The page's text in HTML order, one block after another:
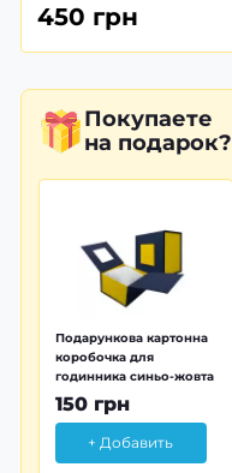
450 грн
Покупаете
на подарок?
Подарункова картонна
коробочка для
годинника синьо-жовта
150 грн
+ Добавить